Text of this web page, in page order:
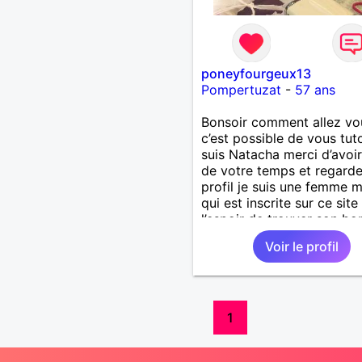
poneyfourgeux13
Pompertuzat - 57 ans
Bonsoir comment allez
c’est possible de vous
suis Natacha merci
de votre temps et
profil je suis une femme
qui est inscrite sur ce site
l’espoir de trouver son
qui serai définir de vivre
Je vous fait un brefs
de ma personne pour le
questions je saurai - y
Je suis Natacha âgée de
, mère de 03 enfants
travaille à mon compte
Voir le profil
1